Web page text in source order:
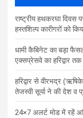
राष्ट्रीय हथकरघा दिवस
हस्तशिल्प कारीगरों को
​धामी कैबिनेट का बड़ा
एक्सप्रेसवे का हरिद्वार तक
​हरिद्वार से वीरभद्र
तेजस्वी सूर्या ने की देश व
24×7 अलर्ट मोड में रहें